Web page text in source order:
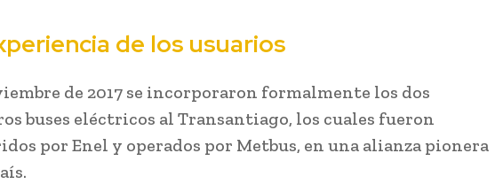
de los usuarios
de 2017 se incorporaron formalmente los dos
buses eléctricos al Transantiago, los cuales fueron
por Enel y operados por Metbus, en una alianza pionera